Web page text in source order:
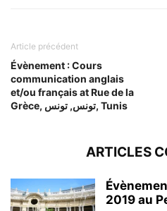
Article précédent
Évènement : Cours
communication anglais
et/ou français at Rue de la
Grèce, تونس, تونس, Tunis
ARTICLES
2019 au